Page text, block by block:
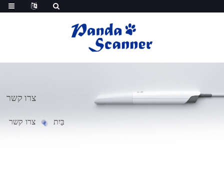
צרו קשר
בַּיִת צרו קשר